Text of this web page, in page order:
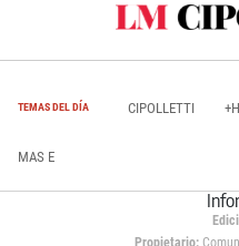
TEMAS DEL DÍA CIPOLLETTI
MAS E
Propietario: